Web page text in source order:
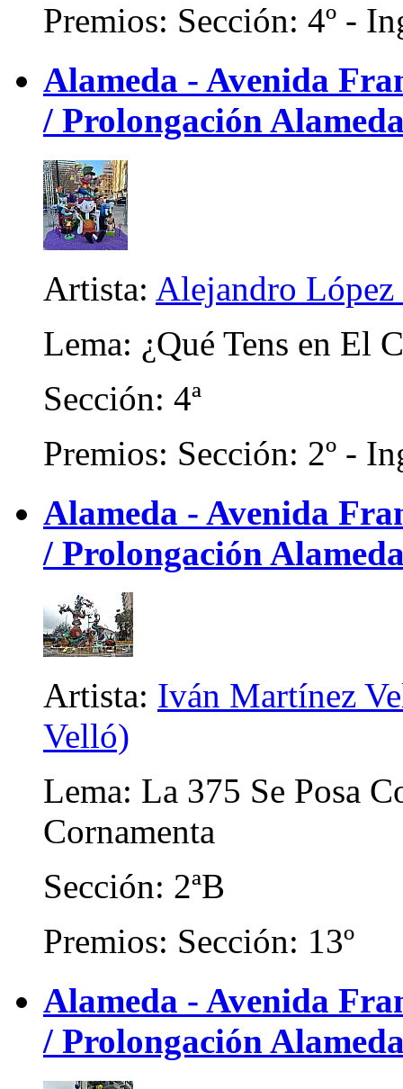
Premios: Sección: 4º -
Alameda - Avenida
/ Prolongación
Artista: Alejandro
Lema: ¿Qué Tens en El
Sección: 4ª
Premios: Sección: 2º -
Alameda - Avenida
/ Prolongación
Artista: Iván Martínez
Velló)
Lema: La 375 Se Posa
Cornamenta
Sección: 2ªB
Premios: Sección: 13º
Alameda - Avenida
/ Prolongación